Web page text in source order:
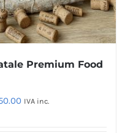
Premium Food
IlIVA inc.